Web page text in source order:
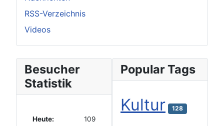
RSS-Verzeichnis
Videos
Besucher
Statistik
Heute: 109
Popular Tags
Kultur 128